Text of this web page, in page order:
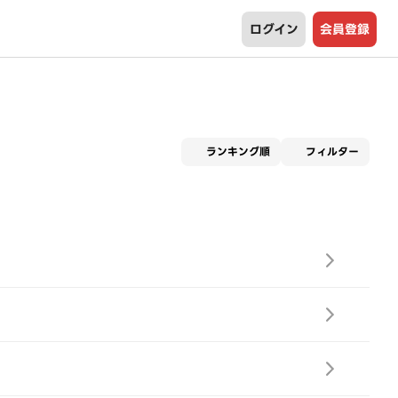
ログイン 会員登録
ランキング順 フィルター